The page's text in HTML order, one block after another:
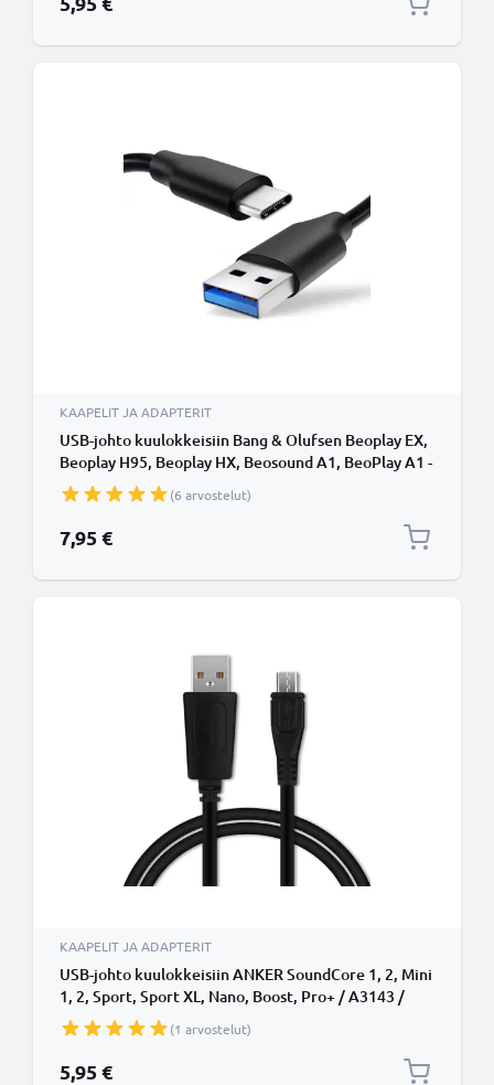
KAAPELIT JA ADAPTERIT
USB-johto kuulokkeisiin Bang & Olufsen Beoplay EX,
Beoplay H95, Beoplay HX, Beosound A1, BeoPlay A1 -
3A, 1,0m latausjohto. Musta PVC USB-kaapeli
(6 arvostelut)
7,95 €
KAAPELIT JA ADAPTERIT
USB-johto kuulokkeisiin ANKER SoundCore 1, 2, Mini
1, 2, Sport, Sport XL, Nano, Boost, Pro+ / A3143 /
A7908 - 1A, 1m latausjohto. Musta PVC USB-kaapeli
(1 arvostelut)
5,95 €